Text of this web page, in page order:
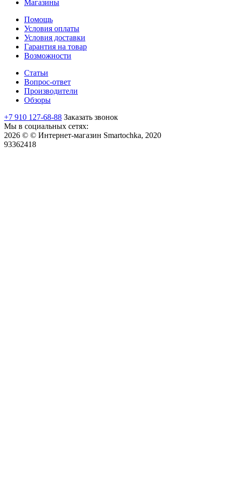
Магазины
Помощь
Условия оплаты
Условия доставки
Гарантия на товар
Возможности
Статьи
Вопрос-ответ
Производители
Обзоры
+7 910 127-68-88 Заказать звонок
Мы в социальных сетях:
2026 © © Интернет-магазин Smartochka, 2020
93362418